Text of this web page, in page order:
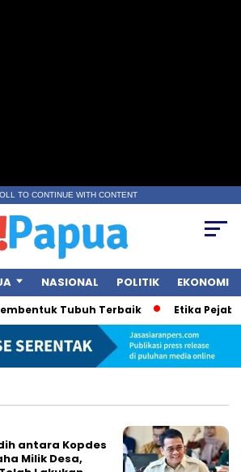
TO CONTINUE WITH CONTENT
NASIONAL POLITIK EKONOMI
Tubuh Terbaik Etika
antara Kopdes
Milik Desa,